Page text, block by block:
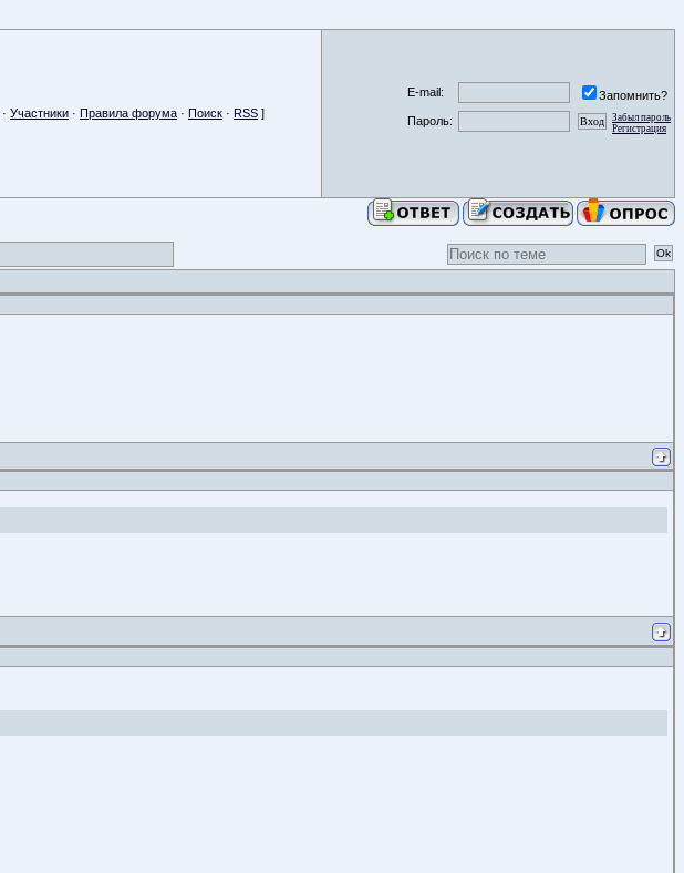
· Участники · Правила форума · Поиск · RSS ]
E-mail:
Запомнить?
Пароль:
Забыл пароль
Регистрация